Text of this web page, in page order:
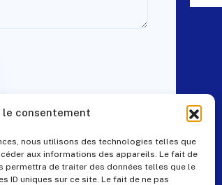
le consentement
nous utilisons des technologies telles que
aux informations des appareils. Le fait de
permettra de traiter des données telles que le
ID uniques sur ce site. Le fait de ne pas